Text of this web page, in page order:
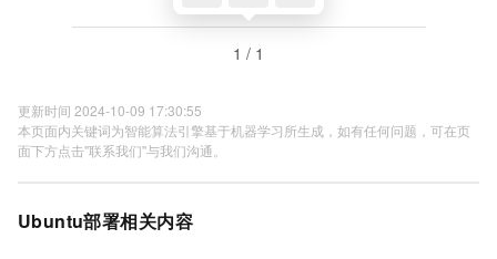
1 / 1
更新时间 2024-10-09 17:30:55
本页面内关键词为智能算法引擎基于机器学习所生成，如有任何问题，可在页
面下方点击"联系我们"与我们沟通。
Ubuntu部署相关内容